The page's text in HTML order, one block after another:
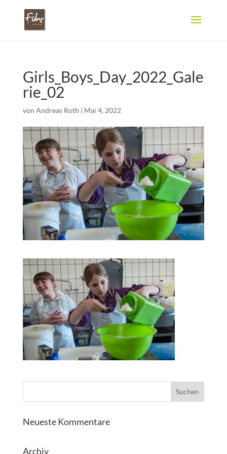
Girls_Boys_Day_2022_Gale
rie_02
von Andreas Roth | Mai 4, 2022
Neueste Kommentare
Archiv